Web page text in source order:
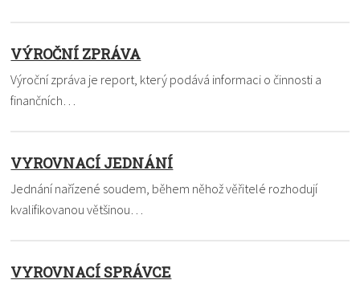
VÝROČNÍ ZPRÁVA
Výroční zpráva je report, který podává informaci o činnosti a
finančních…
VYROVNACÍ JEDNÁNÍ
Jednání nařízené soudem, během něhož věřitelé rozhodují
kvalifikovanou většinou…
VYROVNACÍ SPRÁVCE